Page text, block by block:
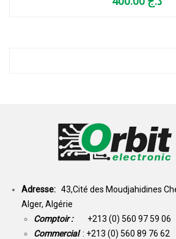
Adresse: 43,Cité des Moudjahidines
Alger, Algérie
Comptoir : +213 (0) 560 97 59 06
Commercial : +213 (0) 560 89 76 62